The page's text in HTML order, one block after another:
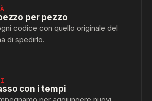
per pezzo
codice con quello originale del
di spedirlo.
con i tempi